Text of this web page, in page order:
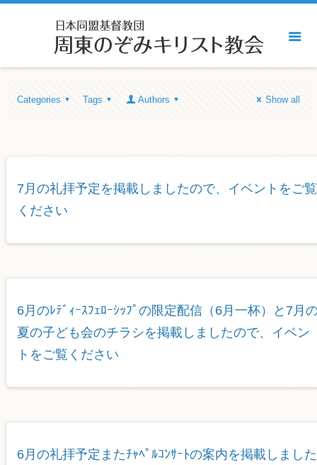
Categories Tags Authors Show all
7月の礼拝予定を掲載しましたので、イベントをご覧
ください
6月のﾚﾃﾞｨｰｽﾌｪﾛｰｼｯﾌﾟの限定配信（6月一杯）と7月
夏の子ども会のチラシを掲載しましたので、イベン
トをご覧ください
6月の礼拝予定またﾁｬﾍﾟﾙｺﾝｻｰﾄの案内を掲載しました